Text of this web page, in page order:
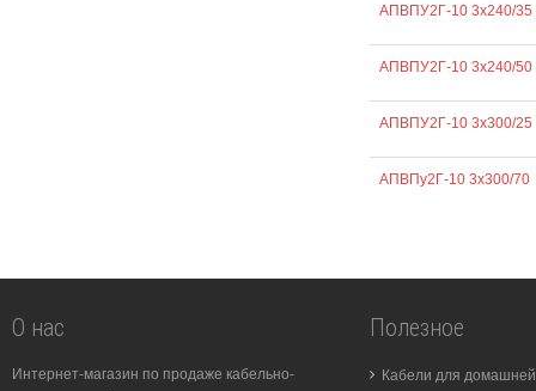
АПВПУ2Г-10 3х240/35
АПВПУ2Г-10 3х240/50
АПВПУ2Г-10 3х300/25
АПВПу2Г-10 3х300/70
О нас
Интернет-магазин по продаже кабельно-
Полезное
Кабели для